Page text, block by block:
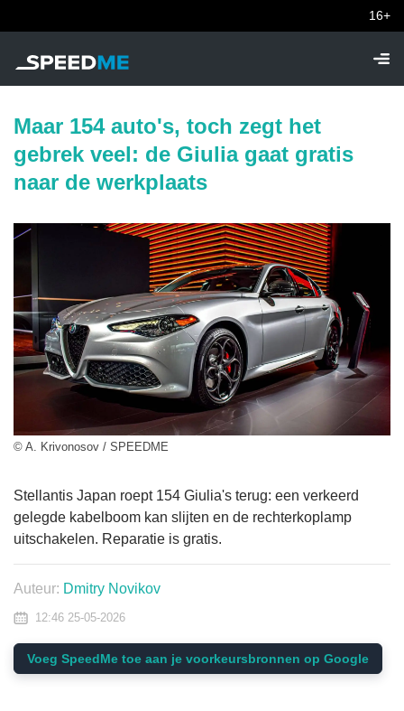
16+
Maar 154 auto's, toch zegt het
gebrek veel: de Giulia gaat gratis
naar de werkplaats
© A. Krivonosov / SPEEDME
Stellantis Japan roept 154 Giulia's terug: een verkeerd
gelegde kabelboom kan slijten en de rechterkoplamp
uitschakelen. Reparatie is gratis.
Auteur: Dmitry Novikov
12:46 25-05-2026
Voeg SpeedMe toe aan je voorkeursbronnen op Google